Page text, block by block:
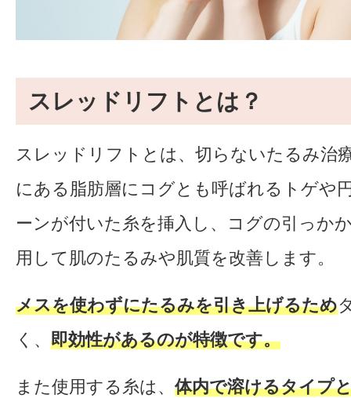
スレッドリフトとは？
スレッドリフトとは、切らないたるみ治
にある脂肪層にコグとも呼ばれるトゲや
ーンが付いた糸を挿入し、コグの引っか
用して肌のたるみや肌質を改善します。
メスを使わずにたるみを引き上げるため
く、 即効性があるのが特徴です。
また使用する糸は、 体内で溶けるタイプ